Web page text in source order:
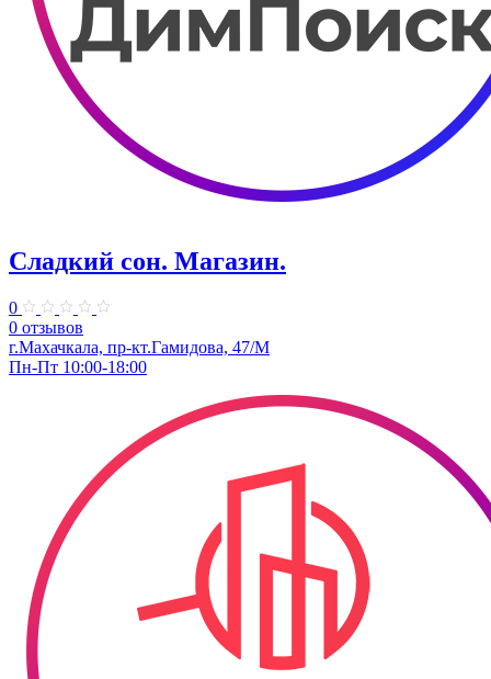
Сладкий сон. Магазин.
0
0 отзывов
г.Махачкала, пр-кт.Гамидова, 47/М
Пн-Пт 10:00-18:00